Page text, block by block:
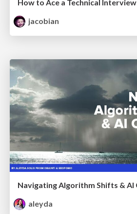
How to Ace a Technical Interview
jacobian
aleyda